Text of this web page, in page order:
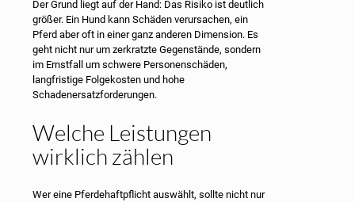
Der Grund liegt auf der Hand: Das Risiko ist deutlich
größer. Ein Hund kann Schäden verursachen, ein
Pferd aber oft in einer ganz anderen Dimension. Es
geht nicht nur um zerkratzte Gegenstände, sondern
im Ernstfall um schwere Personenschäden,
langfristige Folgekosten und hohe
Schadenersatzforderungen.
Welche Leistungen
wirklich zählen
Wer eine Pferdehaftpflicht auswählt, sollte nicht nur